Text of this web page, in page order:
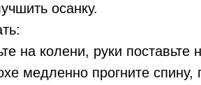
осанку.
на колени, руки
медленно прогните спину,